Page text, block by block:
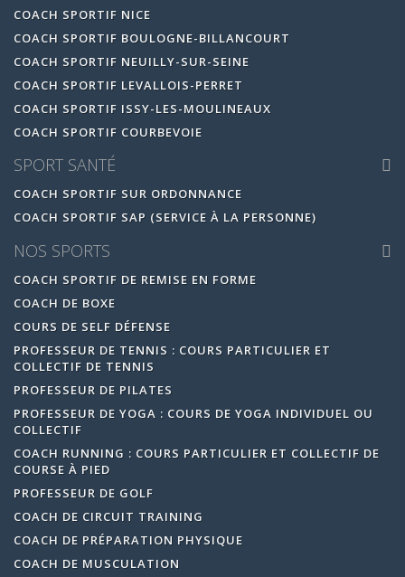
COACH SPORTIF NICE
COACH SPORTIF BOULOGNE-BILLANCOURT
COACH SPORTIF NEUILLY-SUR-SEINE
COACH SPORTIF LEVALLOIS-PERRET
COACH SPORTIF ISSY-LES-MOULINEAUX
COACH SPORTIF COURBEVOIE
SPORT SANTÉ
COACH SPORTIF SUR ORDONNANCE
COACH SPORTIF SAP (SERVICE À LA PERSONNE)
NOS SPORTS
COACH SPORTIF DE REMISE EN FORME
COACH DE BOXE
COURS DE SELF DÉFENSE
PROFESSEUR DE TENNIS : COURS PARTICULIER ET
COLLECTIF DE TENNIS
PROFESSEUR DE PILATES
PROFESSEUR DE YOGA : COURS DE YOGA INDIVIDUEL OU
COLLECTIF
COACH RUNNING : COURS PARTICULIER ET COLLECTIF DE
COURSE À PIED
PROFESSEUR DE GOLF
COACH DE CIRCUIT TRAINING
COACH DE PRÉPARATION PHYSIQUE
COACH DE MUSCULATION